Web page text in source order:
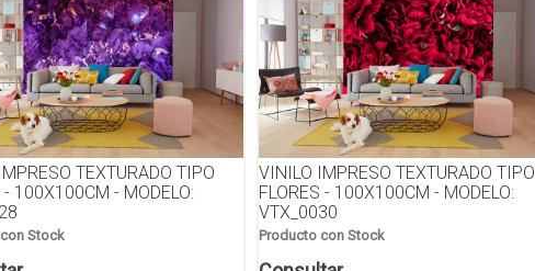
TEXTURADO TIPO
- 100X100CM - MODELO:
Stock
VINILO IMPRESO TEXTURADO TIPO
FLORES - 100X100CM - MODELO:
VTX_0030
Producto con Stock